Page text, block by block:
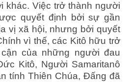
khác. Việc trở thành người
quyết định bởi sự gần
vị xã hội, nhưng bởi quyết
vì thế, các Kitô hữu trở
của những người đau
Kitô, Người Samaritanô
tính Thiên Chúa, Đấng đã